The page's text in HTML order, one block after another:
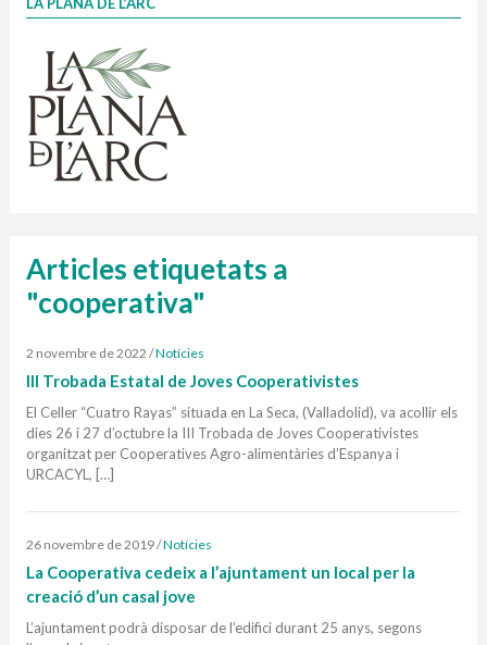
1 contenidors intel·ligents
Finançat per la Unió Europea – NextGenerationEU
Articles etiquetats a
"cooperativa"
2 novembre de 2022 /Notícies
III Trobada Estatal de Joves Cooperativistes
El Celler “Cuatro Rayas” situada en La Seca, (Valladolid), va acollir els
dies 26 i 27 d’octubre la III Trobada de Joves Cooperativistes
organitzat per Cooperatives Agro-alimentàries d’Espanya i
URCACYL, […]
26 novembre de 2019/Notícies
La Cooperativa cedeix a l’ajuntament un local per la
creació d’un casal jove
L’ajuntament podrà disposar de l’edifici durant 25 anys, segons